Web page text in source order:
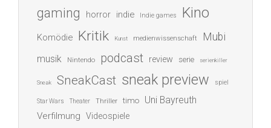
gaming horror indie Indie games Kino
Komödie Kritik Kunst medienwissenschaft Mubi
musik Nintendo podcast review serie serienkiller
Sneak SneakCast sneak preview spiel
Star Wars Theater Thriller timo Uni Bayreuth
Verfilmung Videospiele